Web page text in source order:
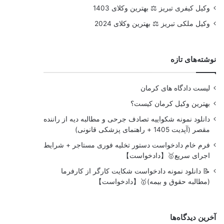
وکیل کیفری تبریز ⚖️ بهترین وکلای 1403
وکیل ملکی تبریز ⚖️ بهترین وکلای 2024
نوشته‌های تازه
لیست دادگاه های کرمان
بهترین وکیل کرمان کیست؟
دانلود نمونه شکواییه تصادف جرحی و مطالبه دیه از راننده
مقصر (آپدیت 1405 + راهنمای پزشکی قانونی)
فرم خام دادخواست دستور تخلیه فوری مستاجر + شرایط
اجرای سریع🥇【دادخواست】
📝 دانلود نمونه دادخواست شکایت کارگر از کارفرما
(مطالبه حقوق و بیمه)🥇【دادخواست】
آخرین دیدگاه‌ها